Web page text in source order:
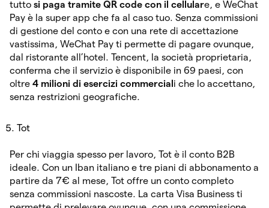
tutto si paga tramite QR code con il cellulare, e WeChat
Pay è la super app che fa al caso tuo. Senza commissioni
di gestione del conto e con una rete di accettazione
vastissima, WeChat Pay ti permette di pagare ovunque,
dal ristorante all’hotel. Tencent, la società proprietaria,
conferma che il servizio è disponibile in 69 paesi, con
oltre 4 milioni di esercizi commercial i che lo accettano,
senza restrizioni geografiche.
Tot
Per chi viaggia spesso per lavoro, Tot è il conto B2B
ideale. Con un Iban italiano e tre piani di abbonamento a
partire da 7€ al mese, Tot offre un conto completo
senza commissioni nascoste. La carta Visa Business ti